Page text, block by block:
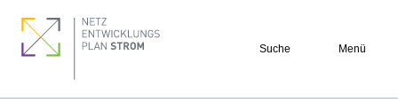
zum
Inhalt
Suche Menü
quick
links